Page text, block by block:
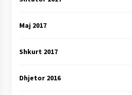
Maj 2017
Shkurt 2017
Dhjetor 2016